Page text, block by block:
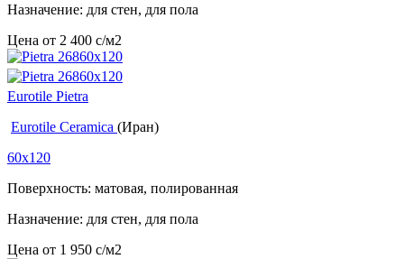
Назначение: для стен, для пола
Цена от 2 400 c/м2
Eurotile Pietra
Eurotile Ceramica (Иран)
60x120
Поверхность: матовая, полированная
Назначение: для стен, для пола
Цена от 1 950 c/м2